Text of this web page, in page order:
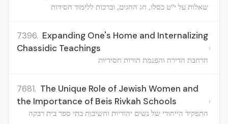
שאלות על י"ט כסלו, חג החגים, וברכות ללימוד חסידות
7396. Expanding One's Home and Internalizing
Chassidic Teachings
הרחבת הדירה והפנמת תורות חסידיות
›
7681. The Unique Role of Jewish Women and
the Importance of Beis Rivkah Schools
התפקיד הייחודי של נשים יהודיות וחשיבות בתי ספר בית רבקה
›